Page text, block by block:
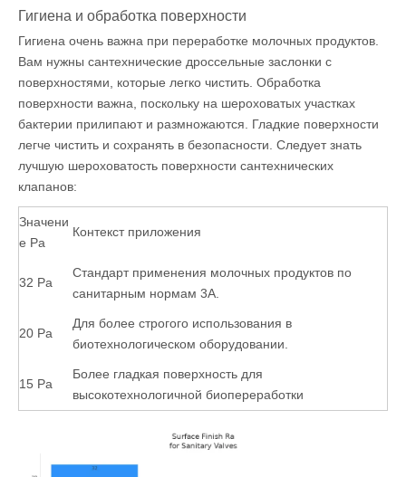
Гигиена и обработка поверхности
Гигиена очень важна при переработке молочных продуктов.
Вам нужны сантехнические дроссельные заслонки с
поверхностями, которые легко чистить. Обработка
поверхности важна, поскольку на шероховатых участках
бактерии прилипают и размножаются. Гладкие поверхности
легче чистить и сохранять в безопасности. Следует знать
лучшую шероховатость поверхности сантехнических
клапанов:
Значени
е Ра
Контекст приложения
32 Ра
Стандарт применения молочных продуктов по
санитарным нормам 3А.
20 Ра
Для более строгого использования в
биотехнологическом оборудовании.
15 Ра
Более гладкая поверхность для
высокотехнологичной биопереработки